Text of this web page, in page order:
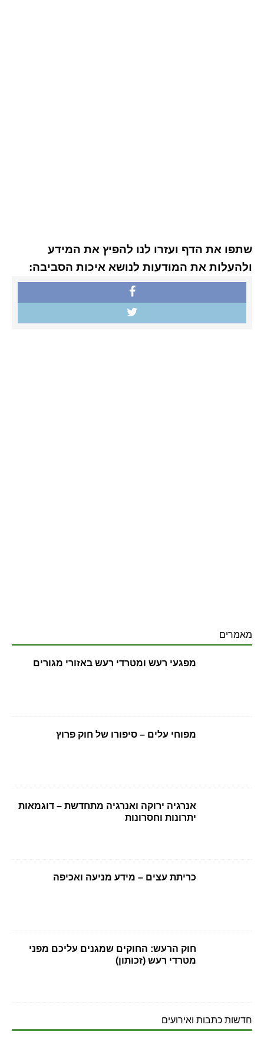
שתפו את הדף ועזרו לנו להפיץ את המידע
ולהעלות את המודעות לנושא איכות הסביבה:
מאמרים
מפגעי רעש ומטרדי רעש באזורי מגורים
מפוחי עלים – סיפורו של חוק פרוץ
אנרגיה ירוקה ואנרגיה מתחדשת – דוגמאות
יתרונות וחסרונות
כריתת עצים – מידע מניעה ואכיפה
חוק הרעש: החוקים שמגנים עליכם מפני
מטרדי רעש (זכותון)
חדשות כתבות ואירועים